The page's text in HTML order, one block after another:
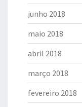
junho 2018
maio 2018
abril 2018
março 2018
fevereiro 2018